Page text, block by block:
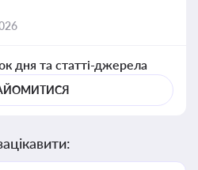
дня та статті-джерела